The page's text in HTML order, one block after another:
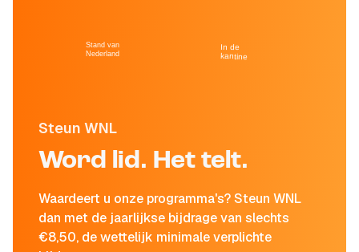
Steun WNL
Word lid. Het telt.
Waardeert u onze programma's? Steun WNL
dan met de jaarlijkse bijdrage van slechts
€8,50, de wettelijk minimale verplichte
Stand van
Nederland
In de
kantine